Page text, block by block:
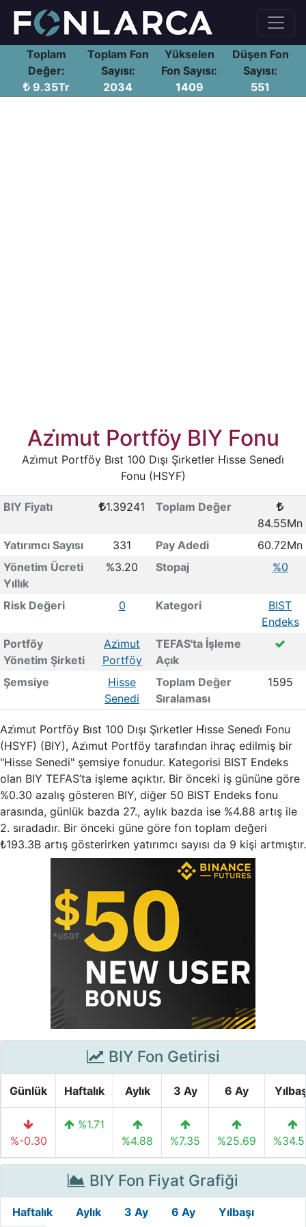
Toplam
Değer:
9.35Tr
Toplam Fon
Sayısı:
2034
Yükselen
Fon Sayısı:
1409
Düşen Fon
Sayısı:
551
Azi̇mut Portföy BIY Fonu
Azi̇mut Portföy Bıst 100 Dışı Şi̇rketler Hi̇sse Senedi̇
Fonu (HSYF)
BIY Fiyatı 1.39241
Toplam Değer
84.55Mn
Yatırımcı Sayısı
331 Pay Adedi
60.72Mn
Yönetim Ücreti
Yıllık
%3.20 Stopaj %0
Risk Değeri 0 Kategori
BIST
Endeks
Portföy
Yönetim Şirketi
Azi̇mut
Portföy
TEFAS'ta İşleme
Açık
Şemsiye
Hisse
Senedi
Toplam Değer
Sıralaması
1595
Azi̇mut Portföy Bıst 100 Dışı Şi̇rketler Hi̇sse Senedi̇ Fonu
(HSYF) (BIY), Azi̇mut Portföy tarafından ihraç edilmiş bir
"Hisse Senedi" şemsiye fonudur. Kategorisi BIST Endeks
olan BIY TEFAS’ta işleme açıktır. Bir önceki iş gününe göre
%0.30 azalış gösteren BIY, diğer 50 BIST Endeks fonu
arasında, günlük bazda 27., aylık bazda ise %4.88 artış ile
2. sıradadır. Bir önceki güne göre fon toplam değeri
₺193.3B artış gösterirken yatırımcı sayısı da 9 kişi artmıştır.
BIY Fon Getirisi
Günlük Haftalık Aylık 3 Ay 6 Ay
%-0.30
%1.71
%4.88
%7.35 %25.69
BIY Fon Fiyat Grafiği
Haftalık Aylık 3 Ay 6 Ay Yılbaşı